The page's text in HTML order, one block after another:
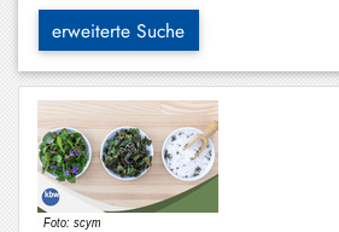
erweiterte Suche
Hundham
Irschenberg
Kreuth
Leitzachtal
Miesbach